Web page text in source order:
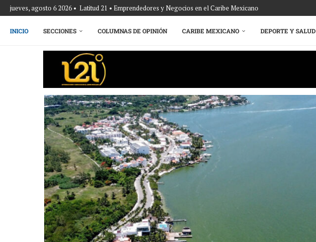
jueves, agosto 6 2026 • Latitud 21 • Emprendedores y Negocios en el Caribe Mexicano
INICIO SECCIONES COLUMNAS DE OPINIÓN CARIBE MEXICANO DEPORTE Y SALUD